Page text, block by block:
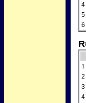
4
5
6
1
2
3
4